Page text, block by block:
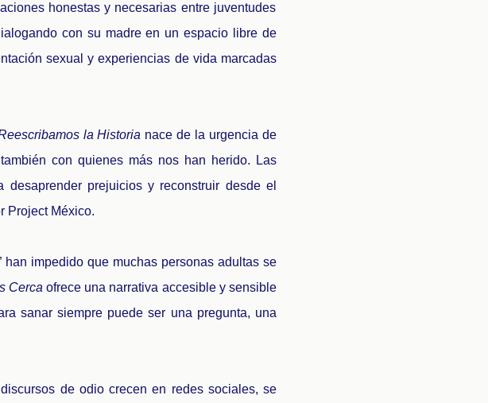
honestas y necesarias entre juventudes
con su madre en un espacio libre de
sexual y experiencias de vida marcadas
la Historia nace de la urgencia de
con quienes más nos han herido. Las
prejuicios y reconstruir desde el
Project México.
han impedido que muchas personas adultas se
Cercaofrece una narrativa accesible y sensible
sanar siempre puede ser una pregunta, una
de odio crecen en redes sociales, se